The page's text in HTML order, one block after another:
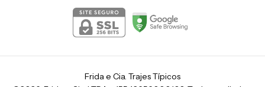
Frida e Cia. Trajes Típicos